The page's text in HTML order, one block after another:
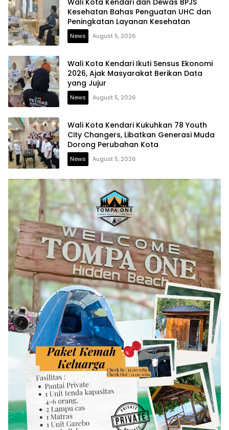
Kesehatan Bahas Penguatan UHC dan
Peningkatan Layanan Kesehatan
News August 5, 2026
Wali Kota Kendari Ikuti Sensus Ekonomi
2026, Ajak Masyarakat Berikan Data
yang Jujur
News August 5, 2026
Wali Kota Kendari Kukuhkan 78 Youth
City Changers, Libatkan Generasi Muda
Dorong Perubahan Kota
News August 5, 2026